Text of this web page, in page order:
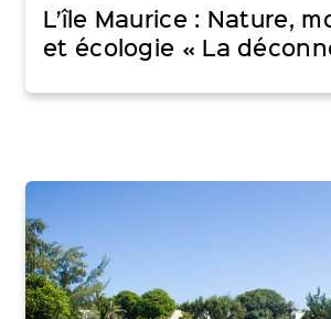
L’île Maurice : Nature,
et écologie « La